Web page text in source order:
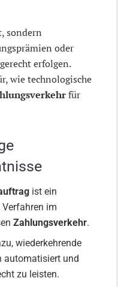
sondern
oder
erfolgen.
wie technologische
für
ist ein
im
Zahlungsverkehr.
wiederkehrende
automatisiert und
zu leisten.